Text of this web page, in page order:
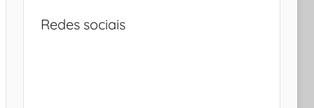
Redes sociais